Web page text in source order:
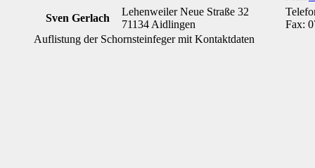
Sven Gerlach
Lehenweiler Neue Straße 32
71134 Aidlingen
Fax:
Auflistung der Schornsteinfeger mit Kontaktdaten